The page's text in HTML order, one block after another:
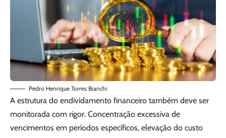
Pedro Henrique Torres Bianchi
A estrutura do endividamento financeiro também deve ser
monitorada com rigor. Concentração excessiva de
vencimentos em períodos específicos, elevação do custo